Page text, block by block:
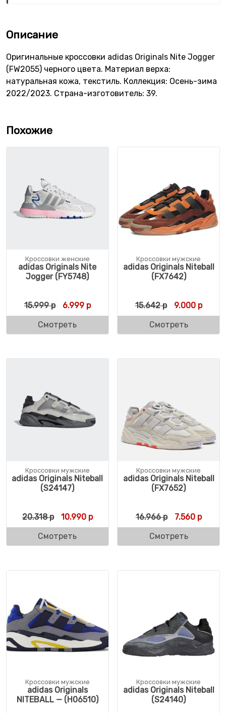
Описание
Оригинальные кроссовки adidas Originals Nite Jogger
(FW2055) черного цвета. Материал верха:
натуральная кожа, текстиль. Коллекция: Осень-зима
2022/2023. Страна-изготовитель: 39.
Похожие
Кроссовки женские
adidas Originals Nite
Jogger (FY5748)
15.999р Первоначальная цена составляла 15.999
6.999рТекущая цена: 6.999 р.
Смотреть
Кроссовки мужские
adidas Originals Niteball
(FX7642)
15.642р 9.000р
Смотреть
Кроссовки мужские
adidas Originals Niteball
(S24147)
20.318р Первоначальная цена составляла 20.318
10.990рТекущая цена: 10.990 р.
Смотреть
Кроссовки мужские
adidas Originals Niteball
(FX7652)
16.966р 7.560р
Смотреть
Кроссовки мужские
adidas Originals
NITEBALL — (H06510)
Кроссовки мужские
adidas Originals Niteball
(S24140)